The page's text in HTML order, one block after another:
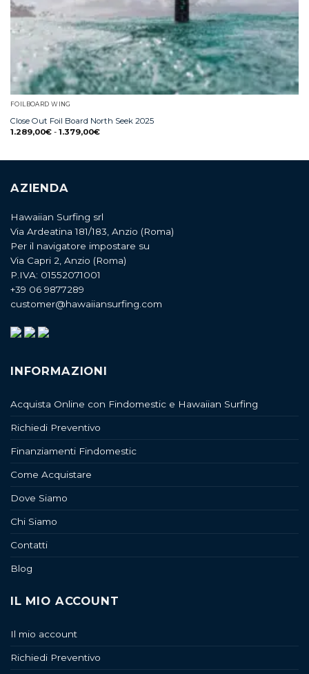
FOILBOARD WING
Close Out Foil Board North Seek 2025
1.289,00€ - 1.379,00€
AZIENDA
Hawaiian Surfing srl
Via Ardeatina 181/183, Anzio (Roma)
Per il navigatore impostare su
Via Capri 2, Anzio (Roma)
P.IVA: 01552071001
+39 06 9877289
customer@hawaiiansurfing.com
INFORMAZIONI
Acquista Online con Findomestic e Hawaiian Surfing
Richiedi Preventivo
Finanziamenti Findomestic
Come Acquistare
Dove Siamo
Chi Siamo
Contatti
Blog
IL MIO ACCOUNT
Il mio account
Richiedi Preventivo